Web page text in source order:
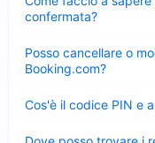
confermata?
chiuso
Posso cancellare o
Booking.com?
chiuso
Cos'è il codice PIN e
chiuso